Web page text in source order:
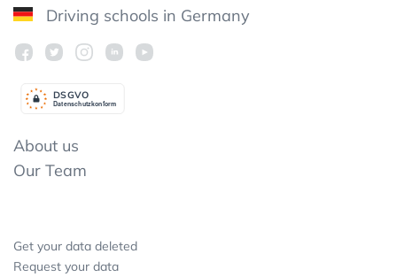
Driving schools in Germany
Datenschutzkonform
DSGVO
About us
Our Team
Get your data deleted
Request your data